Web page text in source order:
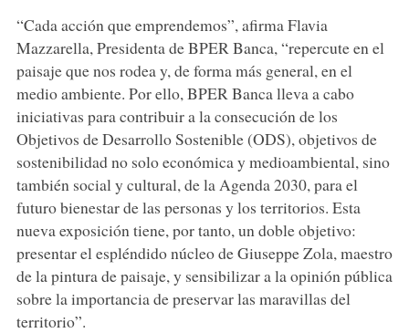
“Cada acción que emprendemos”, afirma Flavia
Mazzarella, Presidenta de BPER Banca, “repercute en el
paisaje que nos rodea y, de forma más general, en el
medio ambiente. Por ello, BPER Banca lleva a cabo
iniciativas para contribuir a la consecución de los
Objetivos de Desarrollo Sostenible (ODS), objetivos de
sostenibilidad no solo económica y medioambiental, sino
también social y cultural, de la Agenda 2030, para el
futuro bienestar de las personas y los territorios. Esta
nueva exposición tiene, por tanto, un doble objetivo:
presentar el espléndido núcleo de Giuseppe Zola, maestro
de la pintura de paisaje, y sensibilizar a la opinión pública
sobre la importancia de preservar las maravillas del
territorio”.